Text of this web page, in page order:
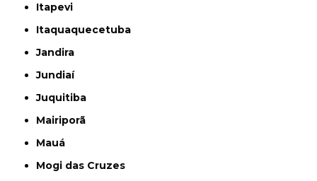
Itapevi
Itaquaquecetuba
Jandira
Jundiaí
Juquitiba
Mairiporã
Mauá
Mogi das Cruzes